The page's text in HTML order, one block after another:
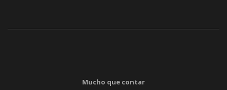
Mucho que contar